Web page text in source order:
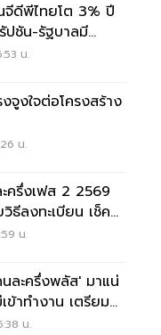
จีดีพีไทยโต 3% ปี
ปชัน-รัฐบาลมี
น.
จูงใจต่อโครงสร้าง
น.
ครึ่งเฟส 2 2569
ธีลงทะเบียน เช็คที่
น.
ละครึ่งพลัส' มาแน่
ข้าทำงาน เตรียม
น.